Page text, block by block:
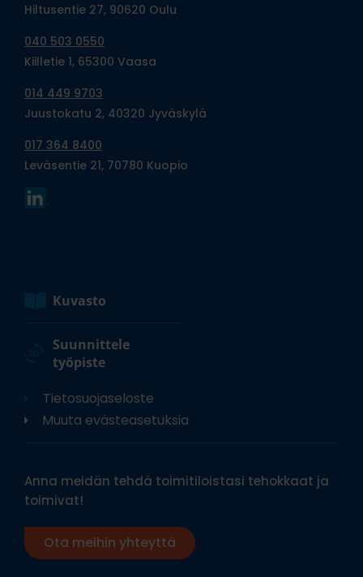
Hiltusentie 27, 90620 Oulu
040 503 0550
Kiilletie 1, 65300 Vaasa
014 449 9703
Juustokatu 2, 40320 Jyväskylä
017 364 8400
Leväsentie 21, 70780 Kuopio
Kuvasto
Suunnittele
työpiste
Tietosuojaseloste
Muuta evästeasetuksia
Anna meidän tehdä toimitiloistasi tehokkaat ja
toimivat!
Ota meihin yhteyttä